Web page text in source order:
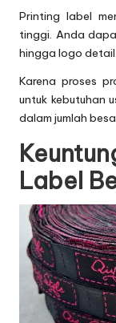
Printing label
tinggi. Anda
hingga logo
Karena proses
untuk kebutuhan
dalam jumlah
Label